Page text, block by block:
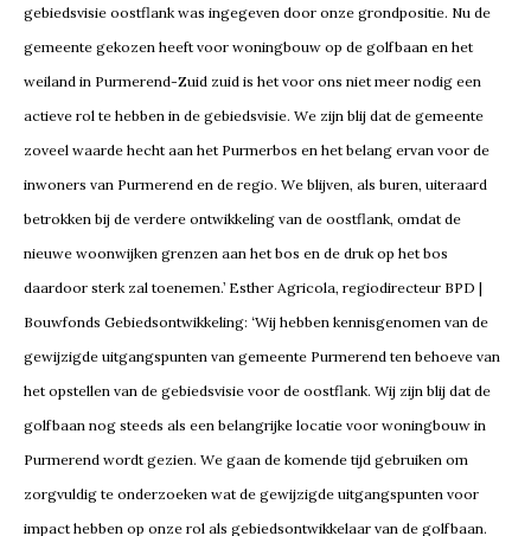
gebiedsvisie oostflank was ingegeven door onze grondpositie. Nu de
gemeente gekozen heeft voor woningbouw op de golfbaan en het
weiland in Purmerend-Zuid zuid is het voor ons niet meer nodig een
actieve rol te hebben in de gebiedsvisie. We zijn blij dat de gemeente
zoveel waarde hecht aan het Purmerbos en het belang ervan voor de
inwoners van Purmerend en de regio. We blijven, als buren, uiteraard
betrokken bij de verdere ontwikkeling van de oostflank, omdat de
nieuwe woonwijken grenzen aan het bos en de druk op het bos
daardoor sterk zal toenemen.’ Esther Agricola, regiodirecteur BPD |
Bouwfonds Gebiedsontwikkeling: ‘Wij hebben kennisgenomen van de
gewijzigde uitgangspunten van gemeente Purmerend ten behoeve van
het opstellen van de gebiedsvisie voor de oostflank. Wij zijn blij dat de
golfbaan nog steeds als een belangrijke locatie voor woningbouw in
Purmerend wordt gezien. We gaan de komende tijd gebruiken om
zorgvuldig te onderzoeken wat de gewijzigde uitgangspunten voor
impact hebben op onze rol als gebiedsontwikkelaar van de golfbaan.